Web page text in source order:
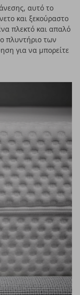
αυτό το
και ξεκούραστο
πλεκτό και απαλό
πλυντήριο των
για να μπορείτε